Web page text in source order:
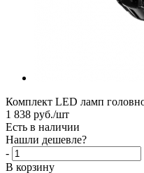
Комплект LED ламп
1 838 руб./шт
Есть в наличии
Нашли дешевле?
-
В корзину